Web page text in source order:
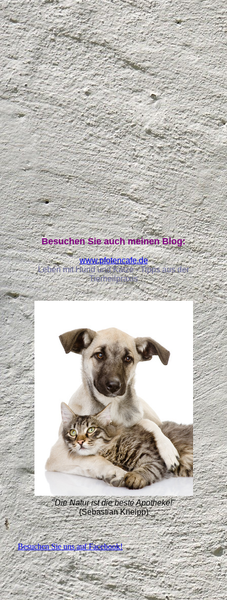
Besuchen Sie auch meinen Blog:
www.pfotencafe.de
Leben mit Hund und Katze - Tipps aus der
Tierheilpraxis
"Die Natur ist die beste Apotheke!"
(Sebastian Kneipp)
Besuchen Sie uns auf Facebook!